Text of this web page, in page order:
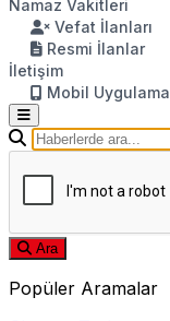
Namaz Vakitleri
Vefat İlanları
Resmi İlanlar
İletişim
Mobil Uygulama
Ara
Popüler Aramalar